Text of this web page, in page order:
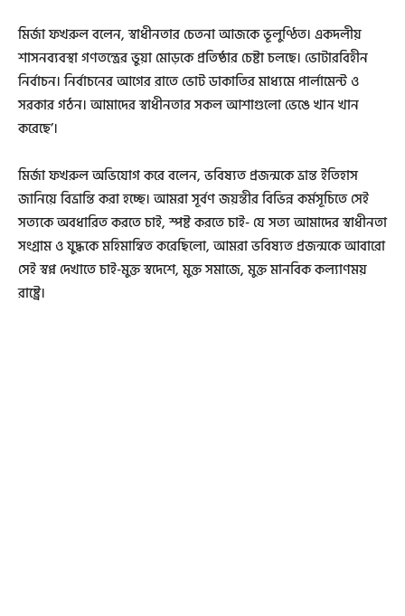
মির্জা ফখরুল বলেন, স্বাধীনতার চেতনা আজকে ভূলুণ্ঠিত। একদলীয়
শাসনব্যবস্থা গণতন্ত্রের ভুয়া মোড়কে প্রতিষ্ঠার চেষ্টা চলছে। ভোটারবিহীন
নির্বাচন। নির্বাচনের আগের রাতে ভোট ডাকাতির মাধ্যমে পার্লামেন্ট ও
সরকার গঠন। আমাদের স্বাধীনতার সকল আশাগুলো ভেঙে খান খান
করেছে’।
মির্জা ফখরুল অভিযোগ করে বলেন, ভবিষ্যত প্রজন্মকে ভ্রান্ত ইতিহাস
জানিয়ে বিভ্রান্তি করা হচ্ছে। আমরা সূর্বণ জয়ন্তীর বিভিন্ন কর্মসূচিতে সেই
সত্যকে অবধারিত করতে চাই, স্পষ্ট করতে চাই- যে সত্য আমাদের স্বাধীনতা
সংগ্রাম ও যুদ্ধকে মহিমান্বিত করেছিলো, আমরা ভবিষ্যত প্রজন্মকে আবারো
সেই স্বপ্ন দেখাতে চাই-মুক্ত স্বদেশে, মুক্ত সমাজে, মুক্ত মানবিক কল্যাণময়
রাষ্ট্রে।